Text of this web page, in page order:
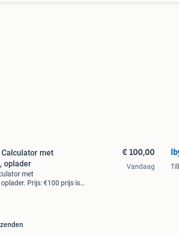
met
oplader
met
Prijs: €100 prijs is
€ 100,00
Vandaag